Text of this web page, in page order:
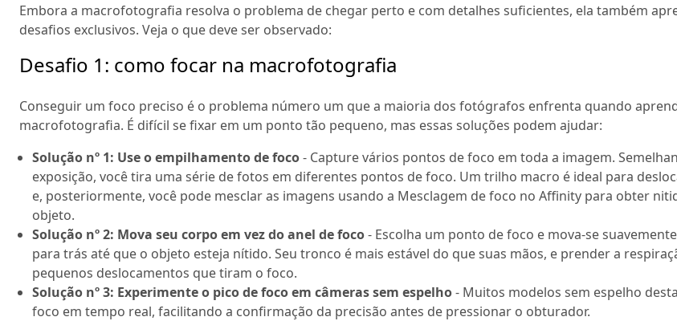
Embora a macrofotografia resolva o problema de chegar perto e com detalhes suficientes, ela também
desafios exclusivos. Veja o que deve ser observado:
Desafio 1: como focar na macrofotografia
Conseguir um foco preciso é o problema número um que a maioria dos fotógrafos enfrenta quando
macrofotografia. É difícil se fixar em um ponto tão pequeno, mas essas soluções podem ajudar:
Solução nº 1: Use o empilhamento de foco- Capture vários pontos de foco em toda a imagem.
exposição, você tira uma série de fotos em diferentes pontos de foco. Um trilho macro é ideal para
e, posteriormente, você pode mesclar as imagens usando a Mesclagem de foco no Affinity para obter
objeto.
Solução nº 2: Mova seu corpo em vez do anel de foco- Escolha um ponto de foco e mova-se
para trás até que o objeto esteja nítido. Seu tronco é mais estável do que suas mãos, e prender a
pequenos deslocamentos que tiram o foco.
Solução nº 3: Experimente o pico de foco em câmeras sem espelho- Muitos modelos sem espelho
foco em tempo real, facilitando a confirmação da precisão antes de pressionar o obturador.